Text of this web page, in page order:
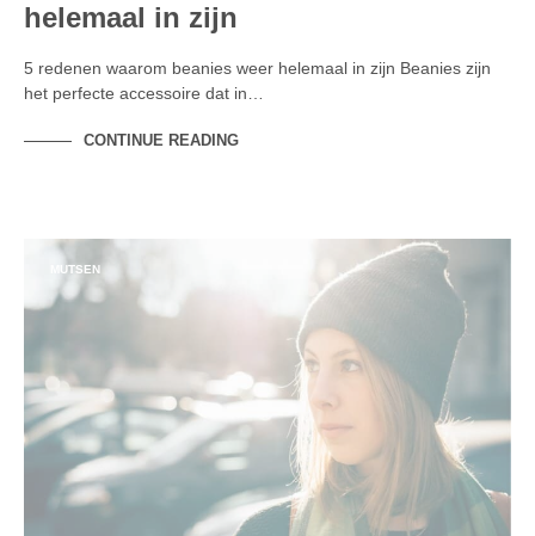
helemaal in zijn
5 redenen waarom beanies weer helemaal in zijn Beanies zijn
het perfecte accessoire dat in…
CONTINUE READING
MUTSEN